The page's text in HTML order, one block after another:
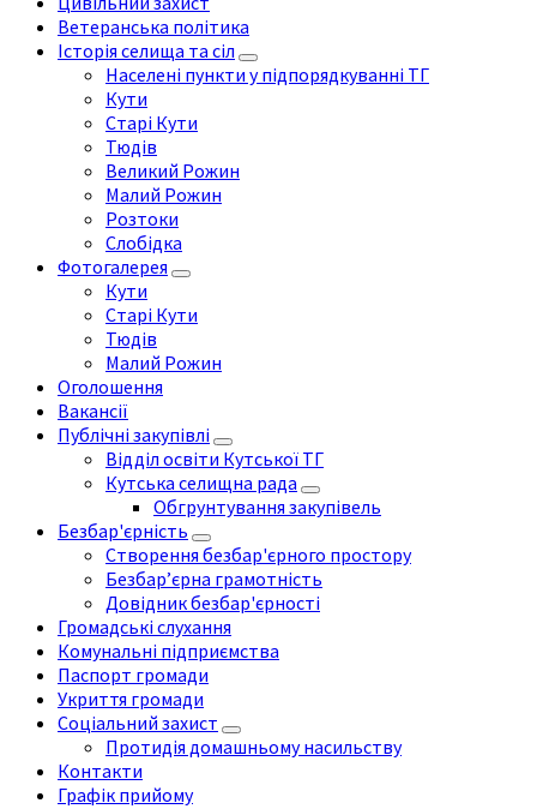
Ветеранська політика
Історія селища та сіл
Населені пункти у підпорядкуванні ТГ
Кути
Старі Кути
Тюдів
Великий Рожин
Малий Рожин
Розтоки
Слобідка
Фотогалерея
Кути
Старі Кути
Тюдів
Малий Рожин
Оголошення
Вакансії
Публічні закупівлі
Відділ освіти Кутської ТГ
Кутська селищна рада
Обгрунтування закупівель
Безбар'єрність
Створення безбар'єрного простору
Безбар’єрна грамотність
Довідник безбар'єрності
Громадські слухання
Комунальні підприємства
Паспорт громади
Укриття громади
Соціальний захист
Протидія домашньому насильству
Контакти
Графік прийому